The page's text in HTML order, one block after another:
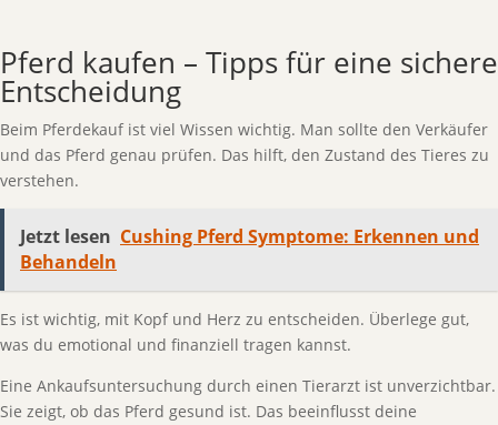
Pferd kaufen – Tipps für eine sichere
Entscheidung
Beim Pferdekauf ist viel Wissen wichtig. Man sollte den Verkäufer
und das Pferd genau prüfen. Das hilft, den Zustand des Tieres zu
verstehen.
Jetzt lesen Cushing Pferd Symptome: Erkennen und
Behandeln
Es ist wichtig, mit Kopf und Herz zu entscheiden. Überlege gut,
was du emotional und finanziell tragen kannst.
Eine Ankaufsuntersuchung durch einen Tierarzt ist unverzichtbar.
Sie zeigt, ob das Pferd gesund ist. Das beeinflusst deine